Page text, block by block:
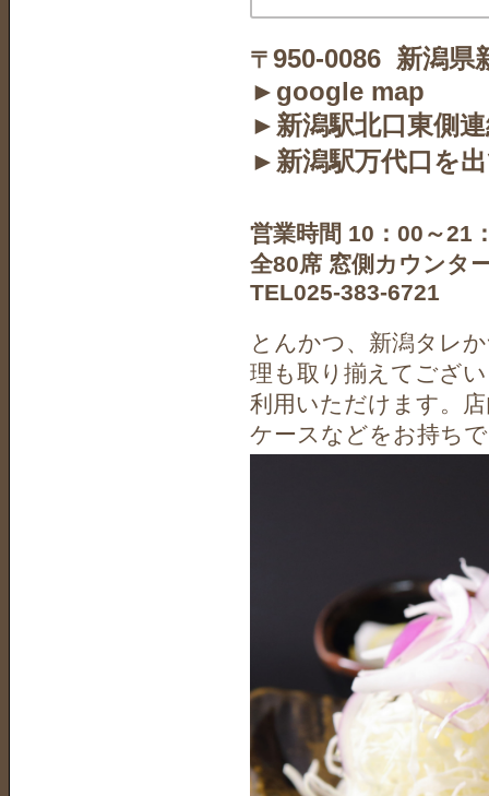
〒 950-0086 新潟県
►google map
►新潟駅北口東側
►新潟駅万代口を
営業時間 10：00～
全80席 窓側カウンタ
TEL025-383-6721
とんかつ、新潟タレ
理も取り揃えてござ
利用いただけます。
ケースなどをお持ち